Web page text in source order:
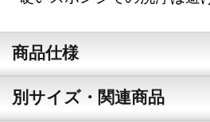
商品仕様
別サイズ・関連商品